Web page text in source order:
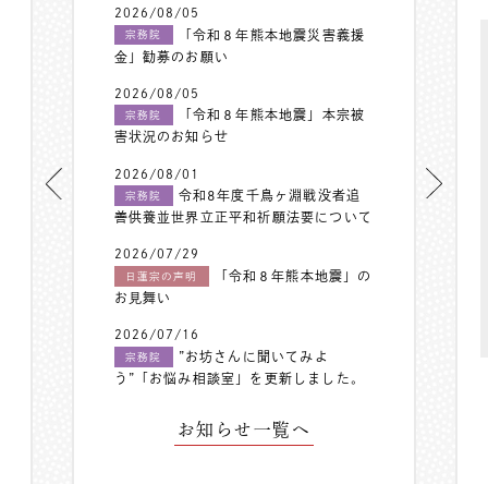
2026/08/05
宗務院
「令和８年熊本地震災害義援
金」勧募のお願い
2026/08/05
宗務院
「令和８年熊本地震」本宗被
害状況のお知らせ
2026/08/01
宗務院
令和8年度千鳥ヶ淵戦没者追
善供養並世界立正平和祈願法要について
2026/07/29
日蓮宗の声明
「令和８年熊本地震」の
お見舞い
2026/07/16
宗務院
”お坊さんに聞いてみよ
う”「お悩み相談室」を更新しました。
お知らせ一覧へ